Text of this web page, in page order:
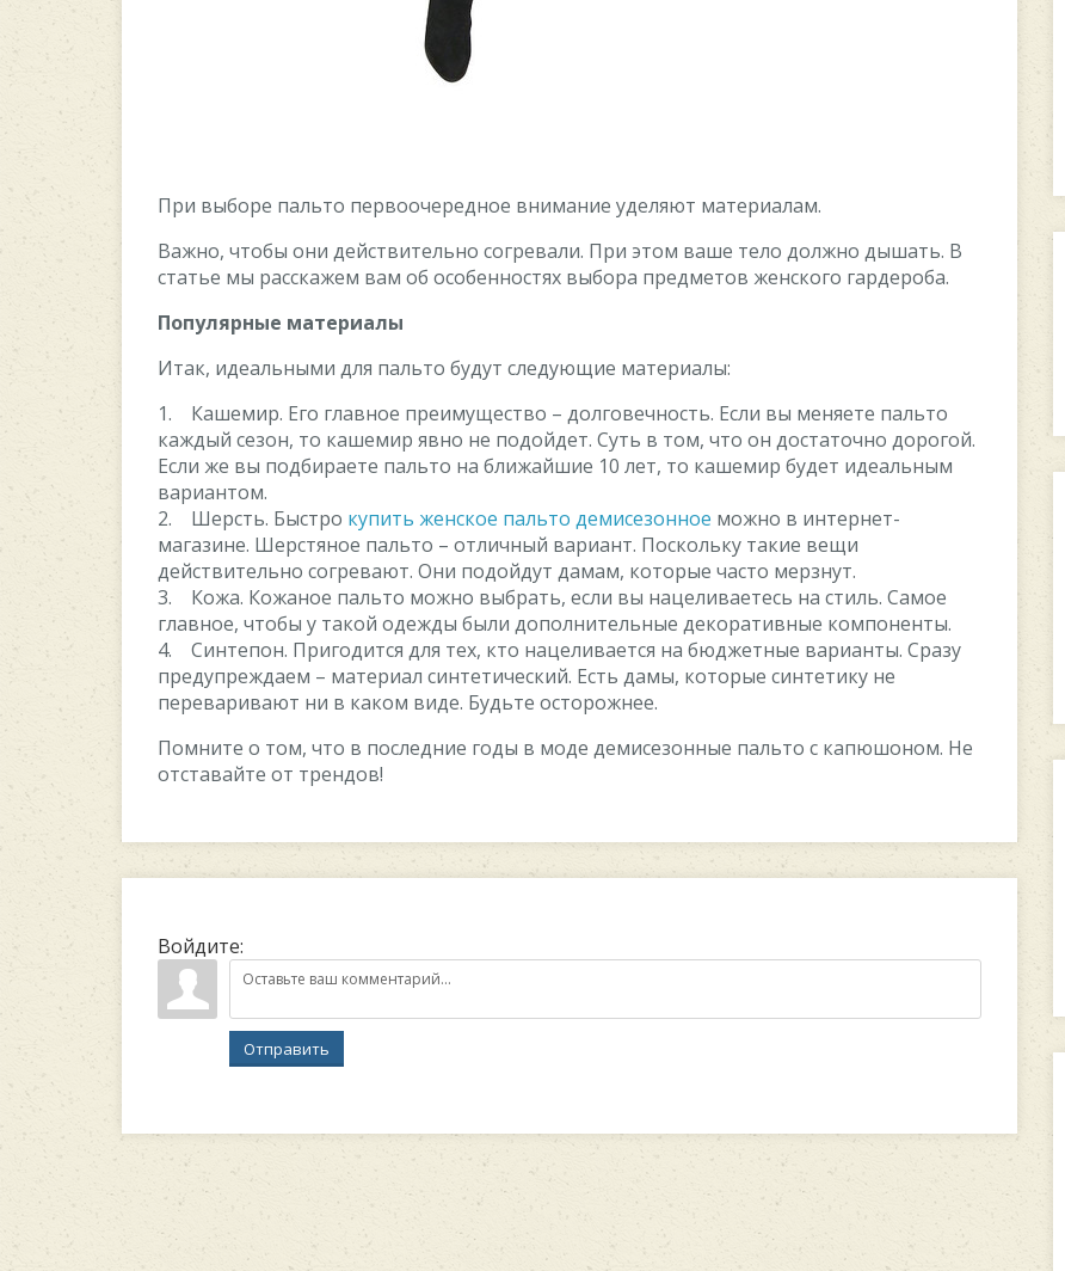
При выборе пальто первоочередное внимание уделяют материалам.
Важно, чтобы они действительно согревали. При этом ваше тело должно дышать. В
статье мы расскажем вам об особенностях выбора предметов женского гардероба.
Популярные материалы
Итак, идеальными для пальто будут следующие материалы:
1. Кашемир. Его главное преимущество – долговечность. Если вы меняете пальто
каждый сезон, то кашемир явно не подойдет. Суть в том, что он достаточно дорогой.
Если же вы подбираете пальто на ближайшие 10 лет, то кашемир будет идеальным
вариантом.
2. Шерсть. Быстро купить женское пальто демисезонное можно в интернет-
магазине. Шерстяное пальто – отличный вариант. Поскольку такие вещи
действительно согревают. Они подойдут дамам, которые часто мерзнут.
3. Кожа. Кожаное пальто можно выбрать, если вы нацеливаетесь на стиль. Самое
главное, чтобы у такой одежды были дополнительные декоративные компоненты.
4. Синтепон. Пригодится для тех, кто нацеливается на бюджетные варианты. Сразу
предупреждаем – материал синтетический. Есть дамы, которые синтетику не
переваривают ни в каком виде. Будьте осторожнее.
Помните о том, что в последние годы в моде демисезонные пальто с капюшоном. Не
отставайте от трендов!
Войдите:
Отправить